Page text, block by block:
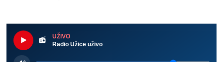
UŽIVO
Radio Užice uživo